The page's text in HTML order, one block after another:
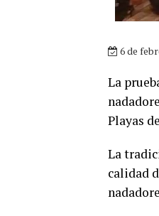
6 de
La
Playas
La
calidad